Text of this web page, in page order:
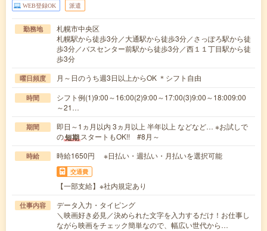
WEB登録OK 派遣
勤務地
札幌市中央区
札幌駅から徒歩3分／大通駅から徒歩3分／さっぽろ駅から徒
歩3分／バスセンター前駅から徒歩3分／西１１丁目駅から徒
歩3分
曜日頻度 月～日のうち週3日以上からOK ＊シフト自由
時間
シフト例(1)9:00～16:00(2)9:00～17:00(3)9:00～18:009:00
～21…
期間
即日～1ヵ月以内 3ヵ月以上 半年以上 などなど… ※お試しで
の短期 スタートもOK!! #8月～
時給 時給1650円 ※日払い・週払い・月払いを選択可能
交通費
【一部支給】※社内規定あり
仕事内容
データ入力・タイピング
＼映画好き必見／決められた文字を入力するだけ！お仕事し
ながら映画をチェック簡単なので、幅広い世代から…